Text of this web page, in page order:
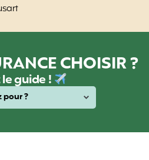
CHOISIR ?
guide !